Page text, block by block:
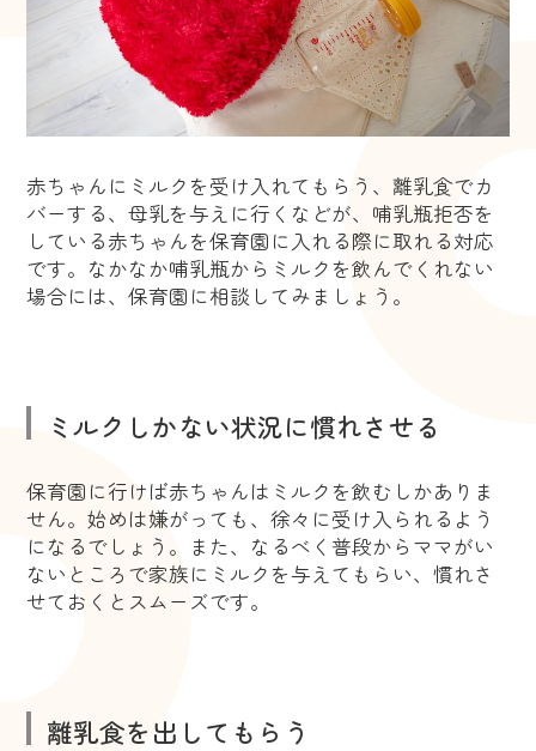
赤ちゃんにミルクを受け入れてもらう、離乳食でカ
バーする、母乳を与えに行くなどが、哺乳瓶拒否を
している赤ちゃんを保育園に入れる際に取れる対応
です。なかなか哺乳瓶からミルクを飲んでくれない
場合には、保育園に相談してみましょう。
ミルクしかない状況に慣れさせる
保育園に行けば赤ちゃんはミルクを飲むしかありま
せん。始めは嫌がっても、徐々に受け入られるよう
になるでしょう。また、なるべく普段からママがい
ないところで家族にミルクを与えてもらい、慣れさ
せておくとスムーズです。
離乳食を出してもらう